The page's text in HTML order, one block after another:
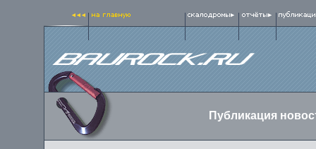
Публикация